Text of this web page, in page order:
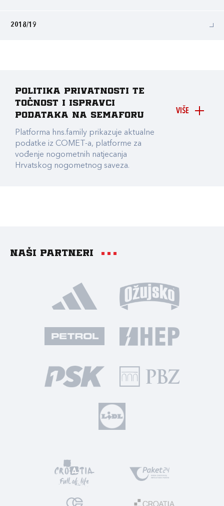
2018/19
VIŠE
Politika privatnosti te
točnost i ispravci
podataka na Semaforu
Platforma hns.family prikazuje aktualne
podatke iz COMET-a, platforme za
vođenje nogometnih natjecanja
Hrvatskog nogometnog saveza.
Naši partneri